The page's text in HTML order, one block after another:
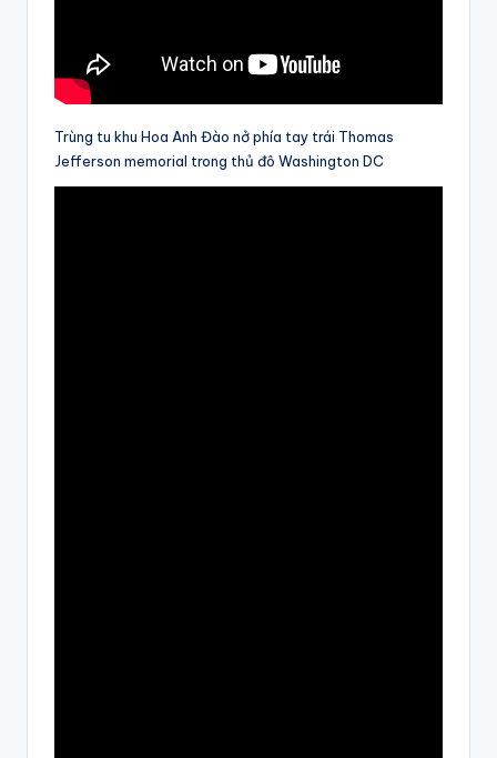
Trùng tu khu Hoa Anh Đào nở phía tay trái Thomas
Jefferson memorial trong thủ đô Washington DC